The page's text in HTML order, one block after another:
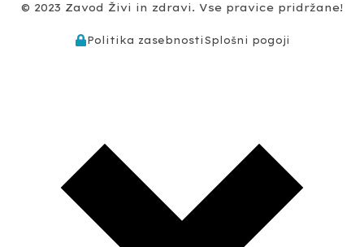
© 2023 Zavod Živi in zdravi. Vse pravice pridržane!
Politika zasebnosti Splošni pogoji